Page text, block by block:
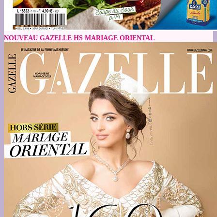
NOUVEAU GAZELLE HS MARIAGE ORIENTAL